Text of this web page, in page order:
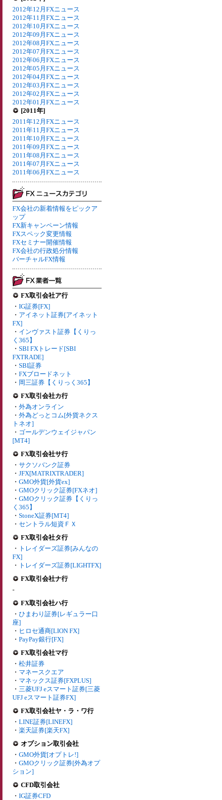
2012年12月FXニュース
2012年11月FXニュース
2012年10月FXニュース
2012年09月FXニュース
2012年08月FXニュース
2012年07月FXニュース
2012年06月FXニュース
2012年05月FXニュース
2012年04月FXニュース
2012年03月FXニュース
2012年02月FXニュース
2012年01月FXニュース
[2011年]
2011年12月FXニュース
2011年11月FXニュース
2011年10月FXニュース
2011年09月FXニュース
2011年08月FXニュース
2011年07月FXニュース
2011年06月FXニュース
FX会社の新着情報をピックア
ップ
FX新キャンペーン情報
FXスペック変更情報
FXセミナー開催情報
FX会社の行政処分情報
バーチャルFX情報
FX取引会社ア行
・ IG証券[FX]
・ アイネット証券[アイネット
FX]
・ インヴァスト証券【くりっ
く365】
・ SBI FXトレード[SBI
FXTRADE]
・ SBI証券
・ FXブロードネット
・ 岡三証券【くりっく365】
FX取引会社カ行
・ 外為オンライン
・ 外為どっとコム[外貨ネクス
トネオ]
・ ゴールデンウェイジャパン
[MT4]
FX取引会社サ行
・ サクソバンク証券
・ JFX[MATRIXTRADER]
・ GMO外貨[外貨ex]
・ GMOクリック証券[FXネオ]
・ GMOクリック証券【くりっ
く365】
・ StoneX証券[MT4]
・ セントラル短資ＦＸ
FX取引会社タ行
・ トレイダーズ証券[みんなの
FX]
・ トレイダーズ証券[LIGHTFX]
FX取引会社ナ行
-
FX取引会社ハ行
・ ひまわり証券[レギュラー口
座]
・ ヒロセ通商[LION FX]
・ PayPay銀行[FX]
FX取引会社マ行
・ 松井証券
・ マネースクエア
・ マネックス証券[FXPLUS]
・ 三菱UFJ eスマート証券[三菱
UFJ eスマート証券FX]
FX取引会社ヤ・ラ・ワ行
・ LINE証券[LINEFX]
・ 楽天証券[楽天FX]
オプション取引会社
・ GMO外貨[オプトレ!]
・ GMOクリック証券[外為オプ
ション]
CFD取引会社
・ IG証券CFD